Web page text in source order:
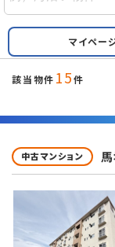
マイペー
該当物件 15件
中古マンション